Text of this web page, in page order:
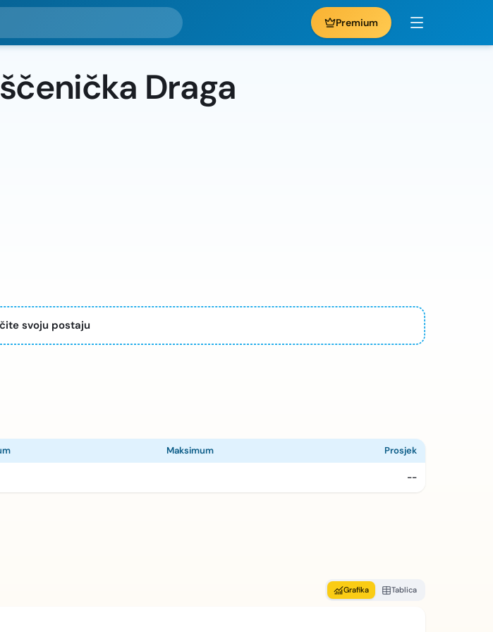
Premium
Draga
svoju postaju
Maksimum Prosjek
--
Grafika Tablica